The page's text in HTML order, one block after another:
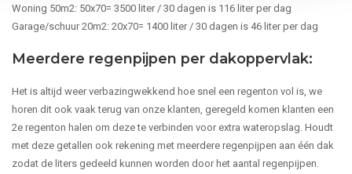
Woning 50m2: 50x70= 3500 liter / 30 dagen is 116 liter per dag
Garage/schuur 20m2: 20x70= 1400 liter / 30 dagen is 46 liter per dag
Meerdere regenpijpen per dakoppervlak:
Het is altijd weer verbazingwekkend hoe snel een regenton vol is, we
horen dit ook vaak terug van onze klanten, geregeld komen klanten een
2e regenton halen om deze te verbinden voor extra wateropslag. Houdt
met deze getallen ook rekening met meerdere regenpijpen aan één dak
zodat de liters gedeeld kunnen worden door het aantal regenpijpen.